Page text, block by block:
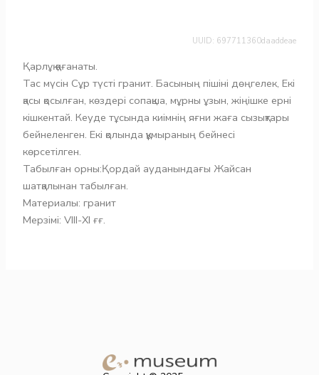
UUID: 697711360daaddeae
Қарлұқ қағанаты.
Тас мүсін Сұр түсті гранит. Басының пішіні дөңгелек, Екі
қасы қосылған, көздері сопақша, мұрны ұзын, жіңішке ерні
кішкентай. Кеуде тұсында киімнің яғни жаға сызықтары
бейнеленген. Екі қолында құмыраның бейнесі
көрсетілген.
Табылған орны:Қордай ауданындағы Жайсан
шатқалынан табылған.
Материалы: гранит
Мерзімі: VIII-ХІ ғғ.